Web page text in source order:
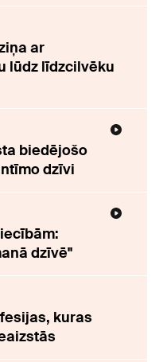
ar
lūdz līdzcilvēku
biedējošo
dzīvi
dzīvē"
kuras